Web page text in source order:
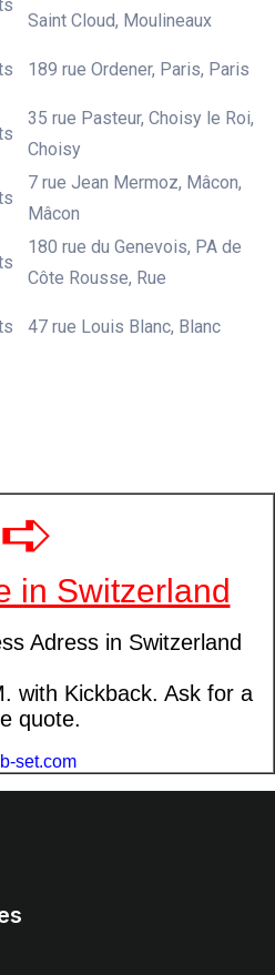
Saint Cloud, Moulineaux
189 rue Ordener, Paris, Paris
35 rue Pasteur, Choisy le Roi,
Choisy
7 rue Jean Mermoz, Mâcon,
Mâcon
180 rue du Genevois, PA de
Côte Rousse, Rue
47 rue Louis Blanc, Blanc